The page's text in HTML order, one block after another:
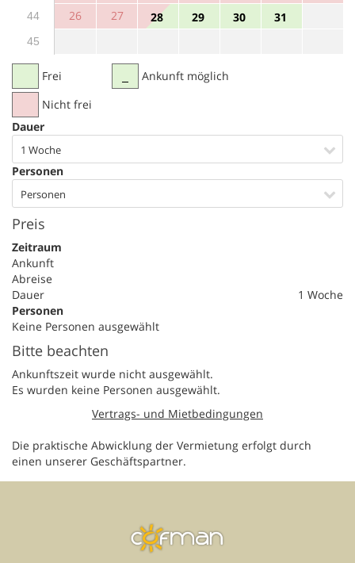
44 26 27 28 29 30 31
45
Frei
Nicht frei
Ankunft möglich
Dauer
1 Woche
Personen
Personen
Preis
Zeitraum
Ankunft
Abreise
Dauer
1 Woche
Personen
Keine Personen ausgewählt
Bitte beachten
Ankunftszeit wurde nicht ausgewählt.
Es wurden keine Personen ausgewählt.
Vertrags- und Mietbedingungen
Die praktische Abwicklung der Vermietung erfolgt durch
einen unserer Geschäftspartner.